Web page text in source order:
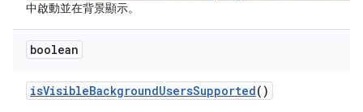
中啟動並在背景顯示。
boolean
isVisibleBackgroundUsersSupported()